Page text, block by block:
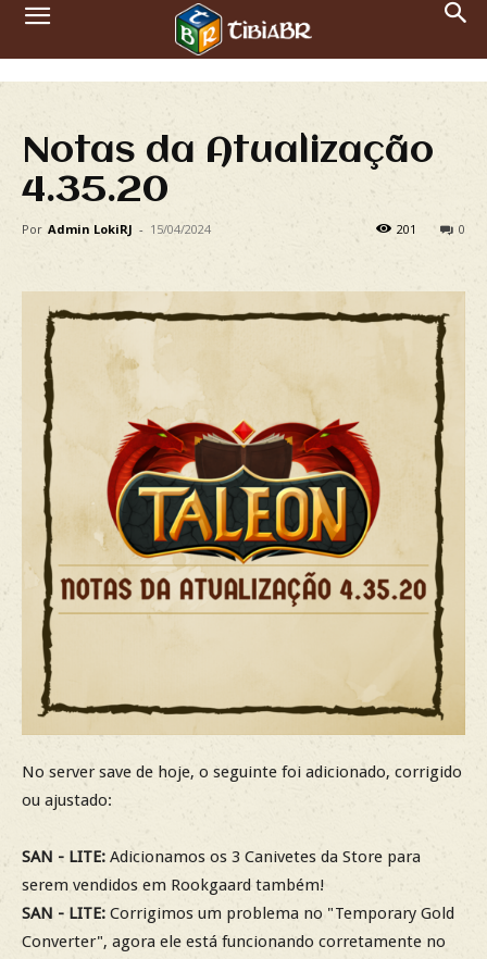
Notas da Atualização
4.35.20
Por Admin LokiRJ - 15/04/2024 0
201
No server save de hoje, o seguinte foi adicionado, corrigido
ou ajustado:
SAN - LITE: Adicionamos os 3 Canivetes da Store para
serem vendidos em Rookgaard também!
SAN - LITE: Corrigimos um problema no "Temporary Gold
Converter", agora ele está funcionando corretamente no